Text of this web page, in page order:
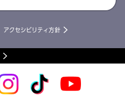
アクセシビリティ方針